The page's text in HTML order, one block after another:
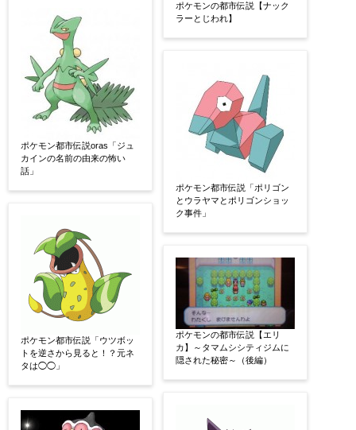
ポケモン都市伝説oras「ジュ
カインの名前の由来の怖い
話」
ポケモン都市伝説「ウツボッ
トを逆さから見ると！？元ネ
タは◯◯」
ポケモンの都市伝説【ナック
ラーとじわれ】
ポケモン都市伝説「ポリゴン
とウラヤマとポリゴンショッ
ク事件」
ポケモンの都市伝説【エリ
カ】～タマムシシティジムに
隠された秘密～（後編）